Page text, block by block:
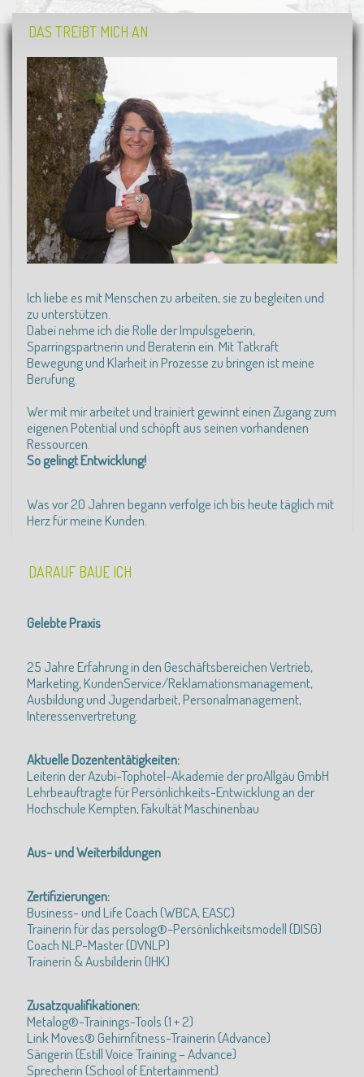
DAS TREIBT MICH AN
Ich liebe es mit Menschen zu arbeiten, sie zu begleiten und
zu unterstützen.
Dabei nehme ich die Rolle der Impulsgeberin,
Sparringspartnerin und Beraterin ein. Mit Tatkraft
Bewegung und Klarheit in Prozesse zu bringen ist meine
Berufung.
Wer mit mir arbeitet und trainiert gewinnt einen Zugang zum
eigenen Potential und schöpft aus seinen vorhandenen
Ressourcen.
So gelingt Entwicklung!
Was vor 20 Jahren begann verfolge ich bis heute täglich mit
Herz für meine Kunden.
DARAUF BAUE ICH
Gelebte Praxis
25 Jahre Erfahrung in den Geschäftsbereichen Vertrieb,
Marketing, KundenService/Reklamationsmanagement,
Ausbildung und Jugendarbeit, Personalmanagement,
Interessenvertretung.
Aktuelle Dozententätigkeiten:
Leiterin der Azubi-Tophotel-Akademie der proAllgäu GmbH
Lehrbeauftragte für Persönlichkeits-Entwicklung an der
Hochschule Kempten, Fakultät Maschinenbau
Aus- und Weiterbildungen
Zertifizierungen:
Business- und Life Coach (WBCA, EASC)
Trainerin für das persolog®-Persönlichkeitsmodell (DISG)
Coach NLP-Master (DVNLP)
Trainerin & Ausbilderin (IHK)
Zusatzqualifikationen:
Metalog®-Trainings-Tools (1 + 2)
Link Moves® Gehirnfitness-Trainerin (Advance)
Sängerin (Estill Voice Training – Advance)
Sprecherin (School of Entertainment)